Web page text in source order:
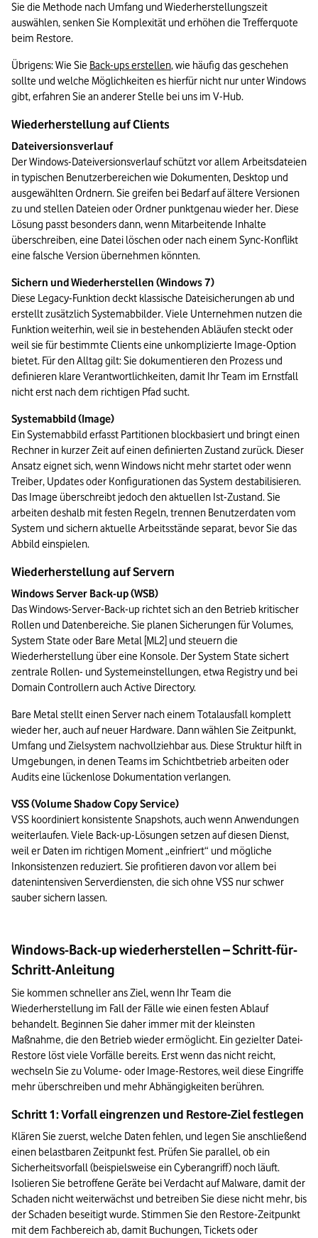
Sie die Methode nach Umfang und Wiederherstellungszeit
auswählen, senken Sie Komplexität und erhöhen die Trefferquote
beim Restore.
Übrigens: Wie Sie Back-ups erstellen, wie häufig das geschehen
sollte und welche Möglichkeiten es hierfür nicht nur unter Windows
gibt, erfahren Sie an anderer Stelle bei uns im V-Hub.
Wiederherstellung auf Clients
Dateiversionsverlauf
Der Windows-Dateiversionsverlauf schützt vor allem Arbeitsdateien
in typischen Benutzerbereichen wie Dokumenten, Desktop und
ausgewählten Ordnern. Sie greifen bei Bedarf auf ältere Versionen
zu und stellen Dateien oder Ordner punktgenau wieder her. Diese
Lösung passt besonders dann, wenn Mitarbeitende Inhalte
überschreiben, eine Datei löschen oder nach einem Sync-Konflikt
eine falsche Version übernehmen könnten.
Sichern und Wiederherstellen (Windows 7)
Diese Legacy-Funktion deckt klassische Dateisicherungen ab und
erstellt zusätzlich Systemabbilder. Viele Unternehmen nutzen die
Funktion weiterhin, weil sie in bestehenden Abläufen steckt oder
weil sie für bestimmte Clients eine unkomplizierte Image-Option
bietet. Für den Alltag gilt: Sie dokumentieren den Prozess und
definieren klare Verantwortlichkeiten, damit Ihr Team im Ernstfall
nicht erst nach dem richtigen Pfad sucht.
Systemabbild (Image)
Ein Systemabbild erfasst Partitionen blockbasiert und bringt einen
Rechner in kurzer Zeit auf einen definierten Zustand zurück. Dieser
Ansatz eignet sich, wenn Windows nicht mehr startet oder wenn
Treiber, Updates oder Konfigurationen das System destabilisieren.
Das Image überschreibt jedoch den aktuellen Ist-Zustand. Sie
arbeiten deshalb mit festen Regeln, trennen Benutzerdaten vom
System und sichern aktuelle Arbeitsstände separat, bevor Sie das
Abbild einspielen.
Wiederherstellung auf Servern
Windows Server Back-up (WSB)
Das Windows-Server-Back-up richtet sich an den Betrieb kritischer
Rollen und Datenbereiche. Sie planen Sicherungen für Volumes,
System State oder Bare Metal [ML2] und steuern die
Wiederherstellung über eine Konsole. Der System State sichert
zentrale Rollen- und Systemeinstellungen, etwa Registry und bei
Domain Controllern auch Active Directory.
Bare Metal stellt einen Server nach einem Totalausfall komplett
wieder her, auch auf neuer Hardware. Dann wählen Sie Zeitpunkt,
Umfang und Zielsystem nachvollziehbar aus. Diese Struktur hilft in
Umgebungen, in denen Teams im Schichtbetrieb arbeiten oder
Audits eine lückenlose Dokumentation verlangen.
VSS (Volume Shadow Copy Service)
VSS koordiniert konsistente Snapshots, auch wenn Anwendungen
weiterlaufen. Viele Back-up-Lösungen setzen auf diesen Dienst,
weil er Daten im richtigen Moment „einfriert“ und mögliche
Inkonsistenzen reduziert. Sie profitieren davon vor allem bei
datenintensiven Serverdiensten, die sich ohne VSS nur schwer
sauber sichern lassen.
Windows-Back-up wiederherstellen – Schritt-für-
Schritt-Anleitung
Sie kommen schneller ans Ziel, wenn Ihr Team die
Wiederherstellung im Fall der Fälle wie einen festen Ablauf
behandelt. Beginnen Sie daher immer mit der kleinsten
Maßnahme, die den Betrieb wieder ermöglicht. Ein gezielter Datei-
Restore löst viele Vorfälle bereits. Erst wenn das nicht reicht,
wechseln Sie zu Volume- oder Image-Restores, weil diese Eingriffe
mehr überschreiben und mehr Abhängigkeiten berühren.
Schritt 1: Vorfall eingrenzen und Restore-Ziel festlegen
Klären Sie zuerst, welche Daten fehlen, und legen Sie anschließend
einen belastbaren Zeitpunkt fest. Prüfen Sie parallel, ob ein
Sicherheitsvorfall (beispielsweise ein Cyberangriff) noch läuft.
Isolieren Sie betroffene Geräte bei Verdacht auf Malware, damit der
Schaden nicht weiterwächst und betreiben Sie diese nicht mehr, bis
der Schaden beseitigt wurde. Stimmen Sie den Restore-Zeitpunkt
mit dem Fachbereich ab, damit Buchungen, Tickets oder